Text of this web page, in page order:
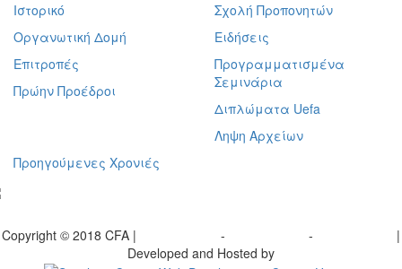
Ιστορικό
Οργανωτική Δομή
Επιτροπές
Πρώην Προέδροι
Σχολή Προπονητών
Ειδήσεις
Προγραμματισμένα
Σεμινάρια
Διπλώματα Uefa
Ληψη Αρχείων
Προηγούμενες Χρονιές
Copyright © 2018 CFA | - -
|
Developed and Hosted by